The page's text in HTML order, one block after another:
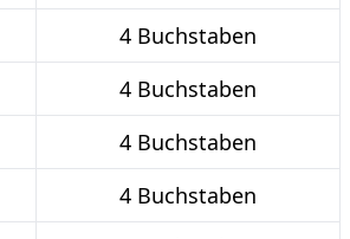
4 Buchstaben
4 Buchstaben
4 Buchstaben
4 Buchstaben